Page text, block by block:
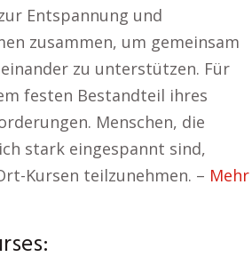
Entspannung und
zusammen, um gemeinsam
zu unterstützen. Für
festen Bestandteil ihres
Menschen, die
stark eingespannt sind,
Kursen teilzunehmen. – Mehr